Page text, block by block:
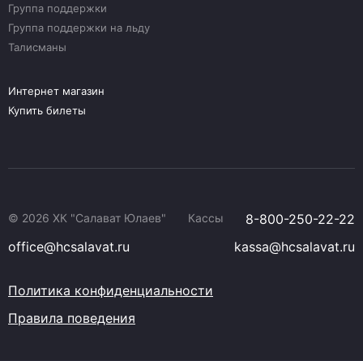
Группа поддержки
Группа поддержки на льду
Талисманы
Интернет магазин
Купить билеты
© 2026 ХК "Салават Юлаев" Кассы
8-800-250-22-22
office@hcsalavat.ru
kassa@hcsalavat.ru
Политика конфиденциальности
Правила поведения